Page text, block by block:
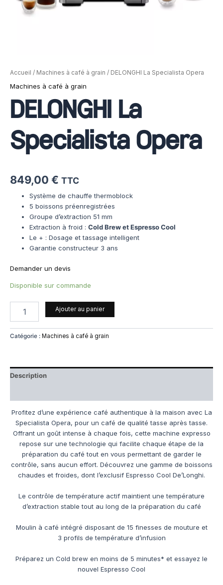
Accueil / Machines à café à grain / DELONGHI La Specialista Opera
Machines à café à grain
DELONGHI La
Specialista Opera
849,00 € TTC
Système de chauffe thermoblock
5 boissons préenregistrées
Groupe d’extraction 51 mm
Extraction à froid : Cold Brew et Espresso Cool
Le + : Dosage et tassage intelligent
Garantie constructeur 3 ans
Demander un devis
Disponible sur commande
Ajouter au panier
Catégorie : Machines à café à grain
Description
Profitez d’une expérience café authentique à la maison avec La
Specialista Opera, pour un café de qualité tasse après tasse.
Offrant un goût intense à chaque fois, cette machine expresso
repose sur une technologie qui facilite chaque étape de la
préparation du café tout en vous permettant de garder le
contrôle, sans aucun effort. Découvrez une gamme de boissons
chaudes et froides, dont l’exclusif Espresso Cool De’Longhi.
Le contrôle de température actif maintient une température
d’extraction stable tout au long de la préparation du café
Moulin à café intégré disposant de 15 finesses de mouture et
3 profils de température d’infusion
Préparez un Cold brew en moins de 5 minutes* et essayez le
nouvel Espresso Cool